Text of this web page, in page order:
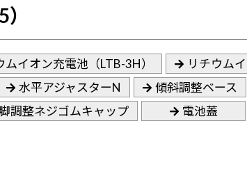
ムイオン充電池（LTB-3H） リチウム
水平アジャスターN 傾斜調整ベース
脚調整ネジゴムキャップ 電池蓋